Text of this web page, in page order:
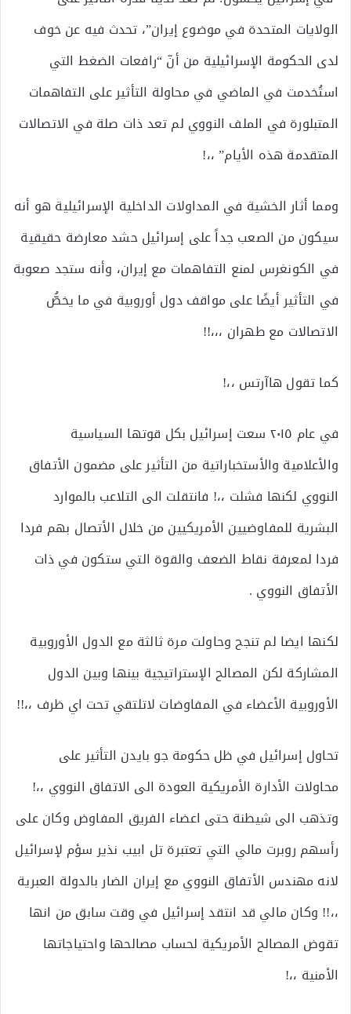
الولايات المتحدة في موضوع إيران”، تحدث فيه عن خوف
لدى الحكومة الإسرائيلية من أنّ “رافعات الضغط التي
استُخدمت في الماضي في محاولة التأثير على التفاهمات
المتبلورة في الملف النووي لم تعد ذات صلة في الاتصالات
المتقدمة هذه الأيام” ،،!
ومما أثار الخشية في المداولات الداخلية الإسرائيلية هو أنه
سيكون من الصعب جداً على إسرائيل حشد معارضة حقيقية
في الكونغرس لمنع التفاهمات مع إيران، وأنه ستجد صعوبة
في التأثير أيضًا على مواقف دول أوروبية في ما يخصُّ
الاتصالات مع طهران ،،،!!
كما تقول هاآرتس ،،!
في عام ٢٠١٥ سعت إسرائيل بكل قوتها السياسية
والأعلامية والأستخباراتية من التأثير على مضمون الأتفاق
النووي لكنها فشلت ،،! فانتقلت الى التلاعب بالموارد
البشرية للمفاوضيين الأمريكيين من خلال الأتصال بهم فردا
فردا لمعرفة نقاط الضعف والقوة التي ستكون في ذات
الأتفاق النووي .
لكنها ايضا لم تنجح وحاولت مرة ثالثة مع الدول الأوروبية
المشاركة لكن المصالح الإستراتيجية بينها وبين الدول
الأوروبية الأعضاء في المفاوضات لاتلتقي تحت اي ظرف ،،!!
تحاول إسرائيل في ظل حكومة جو بايدن التأثير على
محاولات الأدارة الأمريكية العودة الى الاتفاق النووي ،،!
وتذهب الى شيطنة حتى اعضاء الفريق المفاوض وكان على
رأسهم روبرت مالي التي تعتبرة تل ابيب نذير سؤم لإسرائيل
لانه مهندس الأتفاق النووي مع إيران الضار بالدولة العبرية
،،!! وكان مالي قد انتقد إسرائيل في وقت سابق من انها
تقوض المصالح الأمريكية لحساب مصالحها واحتياجاتها
الأمنية ،،!